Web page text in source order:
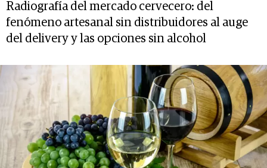
Radiografía del mercado cervecero: del
fenómeno artesanal sin distribuidores al auge
del delivery y las opciones sin alcohol